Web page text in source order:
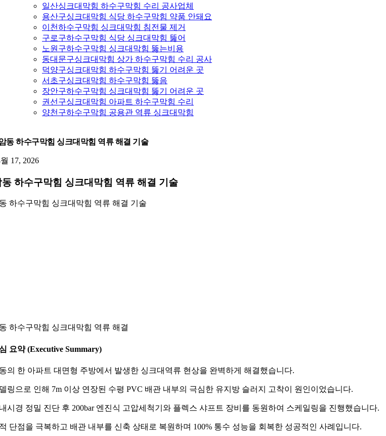
일산싱크대막힘 하수구막힘 수리 공사업체
용산구싱크대막힘 식당 하수구막힘 약품 안돼요
이천하수구막힘 싱크대막힘 침전물 제거
구로구하수구막힘 식당 싱크대막힘 뚫어
노원구하수구막힘 싱크대막힘 뚫는비용
동대문구싱크대막힘 상가 하수구막힘 수리 공사
덕양구싱크대막힘 하수구막힘 뚫기 어려운 곳
서초구싱크대막힘 하수구막힘 뚫음
장안구하수구막힘 싱크대막힘 뚫기 어려운 곳
권선구싱크대막힘 아파트 하수구막힘 수리
양천구하수구막힘 공용관 역류 싱크대막힘
동 하수구막힘 싱크대막힘 역류 해결 기술
17, 2026
하수구막힘 싱크대막힘 역류 해결 기술
하수구막힘 싱크대막힘 역류 해결 기술
하수구막힘 싱크대막힘 역류 해결
요약 (Executive Summary)
의 한 아파트 대면형 주방에서 발생한 싱크대역류 현상을 완벽하게 해결했습니다.
링으로 인해 7m 이상 연장된 수평 PVC 배관 내부의 극심한 유지방 슬러지 고착이 원인이었습니다.
시경 정밀 진단 후 200bar 엔진식 고압세척기와 플렉스 샤프트 장비를 동원하여 스케일링을 진행했습니다.
단점을 극복하고 배관 내부를 신축 상태로 복원하며 100% 통수 성능을 회복한 성공적인 사례입니다.